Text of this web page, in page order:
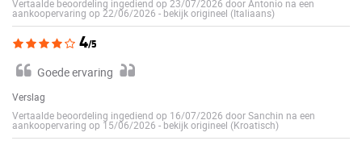
Vertaalde beoordeling ingediend op 23/07/2026 door Antonio na een
aankoopervaring op 22/06/2026 -bekijk origineel (Italiaans)
4/5
Goede ervaring
Verslag
Vertaalde beoordeling ingediend op 16/07/2026 door Sanchin na een
aankoopervaring op 15/06/2026 -bekijk origineel (Kroatisch)